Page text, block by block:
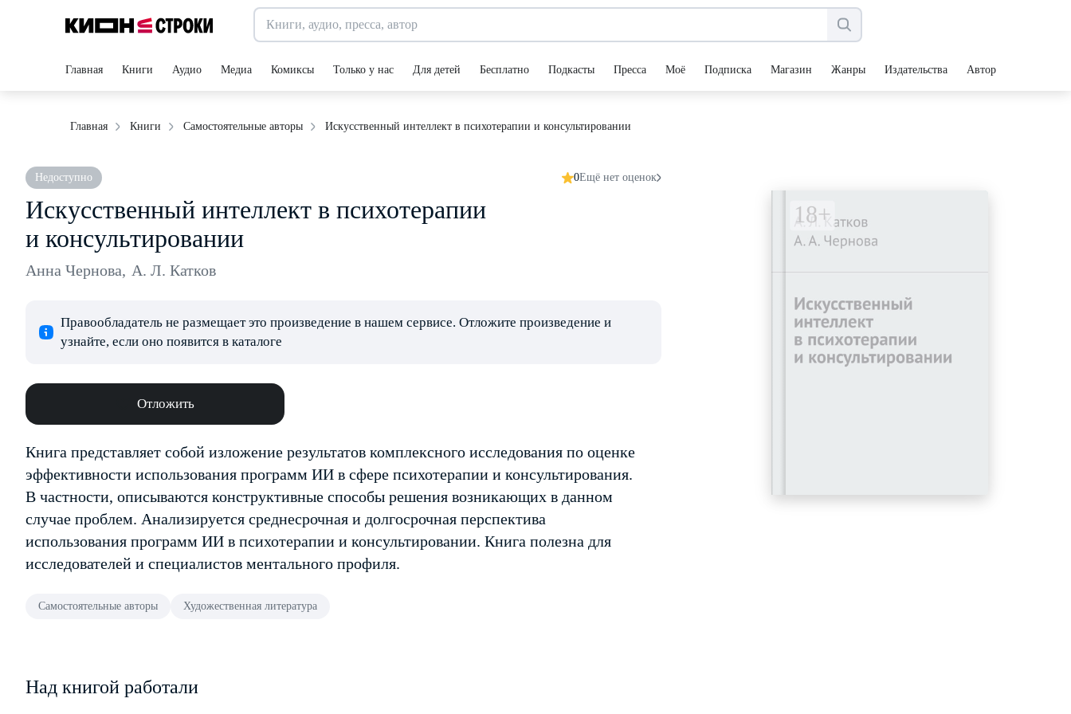
Главная Книги Аудио Медиа Комиксы Только у нас Для детей Бесплатно Подкасты Пресса Моё Подписка Магазин Жанры Издательства Авторы
Главная Книги Самостоятельные авторы Искусственный интеллект в психотерапии и консультировании
Недоступно 0Ещё нет оценок
Искусственный интеллект в психотерапии
и консультировании
Анна Чернова, А. Л. Катков
Правообладатель не размещает это произведение в нашем сервисе. Отложите произведение и
узнайте, если оно появится в каталоге
Отложить
Книга представляет собой изложение результатов комплексного исследования по оценке
эффективности использования программ ИИ в сфере психотерапии и консультирования.
В частности, описываются конструктивные способы решения возникающих в данном
случае проблем. Анализируется среднесрочная и долгосрочная перспектива
использования программ ИИ в психотерапии и консультировании. Книга полезна для
исследователей и специалистов ментального профиля.
Самостоятельные авторы Художественная литература
Над книгой работали